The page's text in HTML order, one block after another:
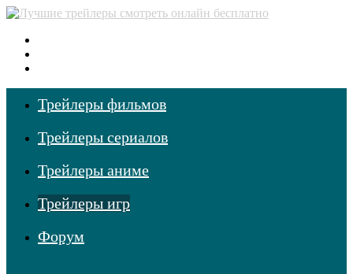
Трейлеры фильмов
Трейлеры сериалов
Трейлеры аниме
Трейлеры игр
Форум